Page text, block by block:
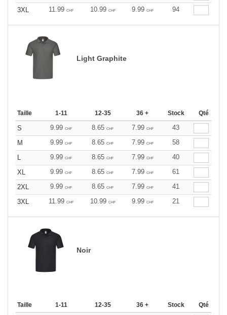
3XL
11.99 CHF 10.99 CHF 9.99 CHF 94
Light Graphite
Taille 1-11 12-35 36 + Stock Qté
S 9.99 CHF 8.65 CHF 7.99 CHF
43
M
9.99 CHF 8.65 CHF 7.99 CHF
58
L
9.99 CHF 8.65 CHF 7.99 CHF
40
XL
9.99 CHF 8.65 CHF 7.99 CHF
61
2XL
9.99 CHF 8.65 CHF 7.99 CHF
41
3XL
11.99 CHF 10.99 CHF 9.99 CHF 21
Noir
Taille 1-11 12-35 36 + Stock Qté